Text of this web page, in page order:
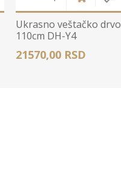
Ukrasno veštačko drvo
110cm DH-Y4
21570,00 RSD